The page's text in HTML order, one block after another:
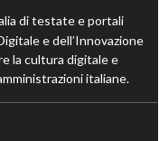
di testate e portali
e dell’Innovazione
la cultura digitale e
italiane.